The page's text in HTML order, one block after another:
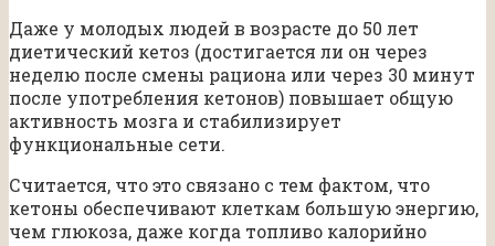
Даже у молодых людей в возрасте до 50 лет
диетический кетоз (достигается ли он через
неделю после смены рациона или через 30 минут
после употребления кетонов) повышает общую
активность мозга и стабилизирует
функциональные сети.
Считается, что это связано с тем фактом, что
кетоны обеспечивают клеткам большую энергию,
чем глюкоза, даже когда топливо калорийно